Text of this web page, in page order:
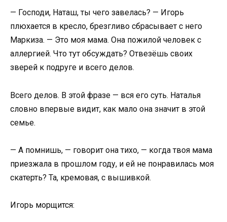
— Господи, Наташ, ты чего завелась? — Игорь
плюхается в кресло, брезгливо сбрасывает с него
Маркиза. — Это моя мама. Она пожилой человек с
аллергией. Что тут обсуждать? Отвезёшь своих
зверей к подруге и всего делов.
Всего делов. В этой фразе — вся его суть. Наталья
словно впервые видит, как мало она значит в этой
семье.
— А помнишь, — говорит она тихо, — когда твоя мама
приезжала в прошлом году, и ей не понравилась моя
скатерть? Та, кремовая, с вышивкой.
Игорь морщится: